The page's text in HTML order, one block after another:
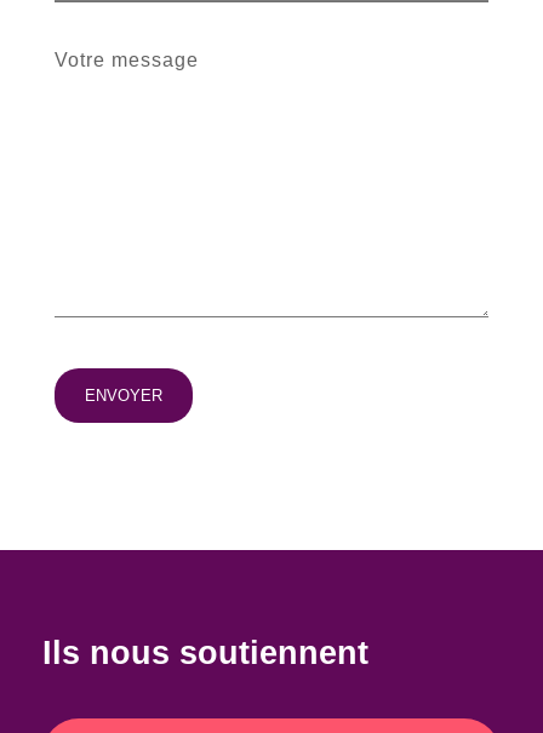
Votre message
Ils nous soutiennent